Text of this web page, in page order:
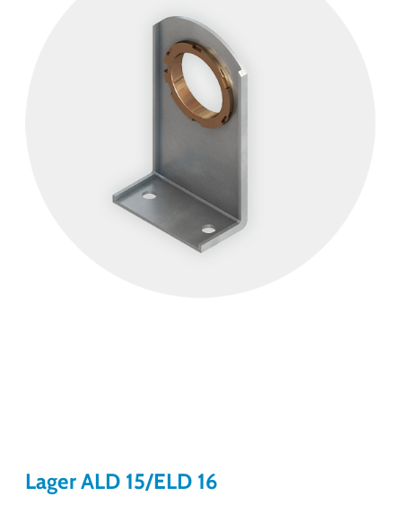
Lager ALD 15/ELD 16